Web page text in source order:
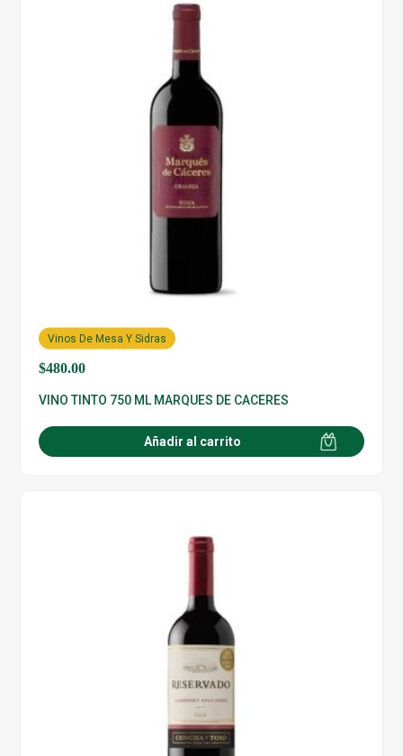
$480.00
Vinos De Mesa Y Sidras
VINO TINTO 750 ML MARQUES DE CACERES
Añadir al carrito